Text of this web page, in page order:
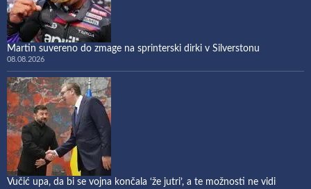
Martin suvereno do zmage na sprinterski dirki v Silverstonu
08.08.2026
Vučić upa, da bi se vojna končala ‘že jutri’, a te možnosti ne vidi